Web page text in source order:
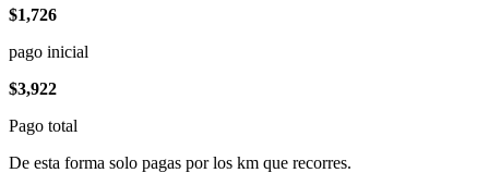
$1,726
pago inicial
$3,922
Pago total
De esta forma solo pagas por los km que recorres.